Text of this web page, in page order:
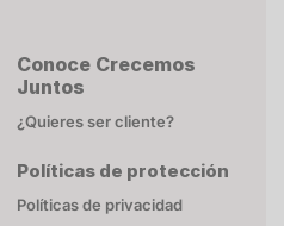
Conoce Crecemos
Juntos
¿Quieres ser cliente?
Políticas de protección
Políticas de privacidad